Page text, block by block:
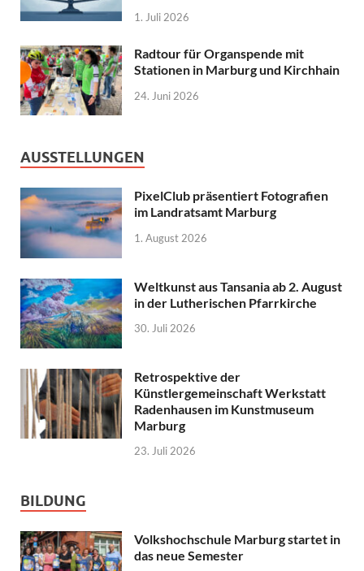
1. Juli 2026
Radtour für Organspende mit
Stationen in Marburg und Kirchhain
24. Juni 2026
AUSSTELLUNGEN
PixelClub präsentiert Fotografien
im Landratsamt Marburg
1. August 2026
Weltkunst aus Tansania ab 2. August
in der Lutherischen Pfarrkirche
30. Juli 2026
Retrospektive der
Künstlergemeinschaft Werkstatt
Radenhausen im Kunstmuseum
Marburg
23. Juli 2026
BILDUNG
Volkshochschule Marburg startet in
das neue Semester